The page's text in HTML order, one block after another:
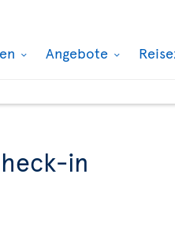
Angebote
in